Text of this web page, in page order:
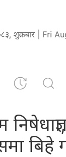
शुक्रबार | Fri
बिहे